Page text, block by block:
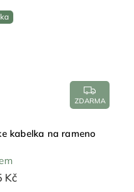
ZDARMA
kabelka na rameno
Kč